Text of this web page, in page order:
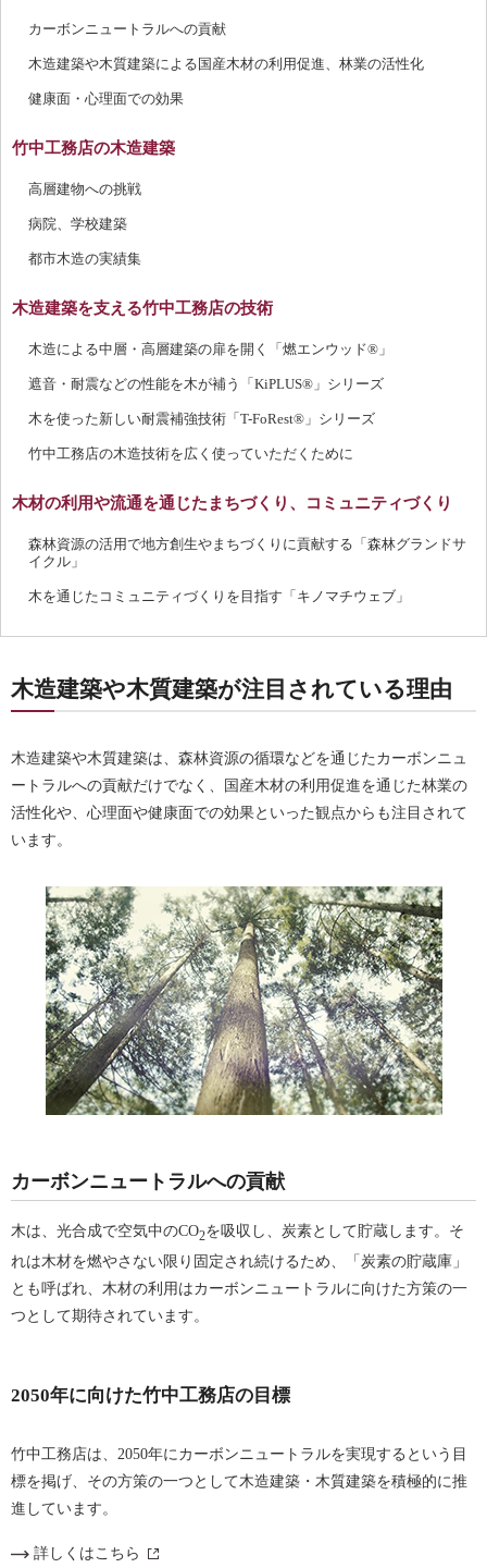
カーボンニュートラルへの貢献
木造建築や木質建築による国産木材の利用促進、林業の活性化
健康面・心理面での効果
竹中工務店の木造建築
高層建物への挑戦
病院、学校建築
都市木造の実績集
木造建築を支える竹中工務店の技術
木造による中層・高層建築の扉を開く「燃エンウッド®」
遮音・耐震などの性能を木が補う「KiPLUS®」シリーズ
木を使った新しい耐震補強技術「T-FoRest®」シリーズ
竹中工務店の木造技術を広く使っていただくために
木材の利用や流通を通じたまちづくり、コミュニティづくり
森林資源の活用で地方創生やまちづくりに貢献する「森林グランドサ
イクル」
木を通じたコミュニティづくりを目指す「キノマチウェブ」
木造建築や木質建築が注目されている理由
木造建築や木質建築は、森林資源の循環などを通じたカーボンニュ
ートラルへの貢献だけでなく、国産木材の利用促進を通じた林業の
活性化や、心理面や健康面での効果といった観点からも注目されて
います。
カーボンニュートラルへの貢献
木は、光合成で空気中のCO2を吸収し、炭素として貯蔵します。そ
れは木材を燃やさない限り固定され続けるため、「炭素の貯蔵庫」
とも呼ばれ、木材の利用はカーボンニュートラルに向けた方策の一
つとして期待されています。
2050年に向けた竹中工務店の目標
竹中工務店は、2050年にカーボンニュートラルを実現するという目
標を掲げ、その方策の一つとして木造建築・木質建築を積極的に推
進しています。
詳しくはこちら